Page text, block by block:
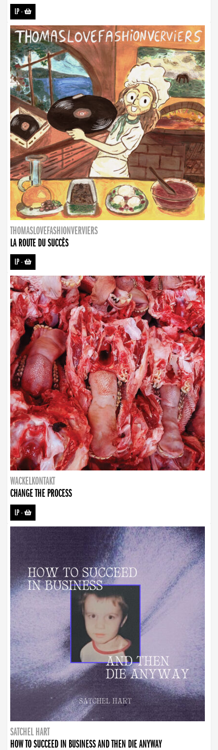
LP-
THOMASLOVEFASHIONVERVIERS
LA ROUTE DU SUCCÈS
LP-
WACKELKONTAKT
CHANGE THE PROCESS
LP-
SATCHEL HART
HOW TO SUCCEED IN BUSINESS AND THEN DIE ANYWAY